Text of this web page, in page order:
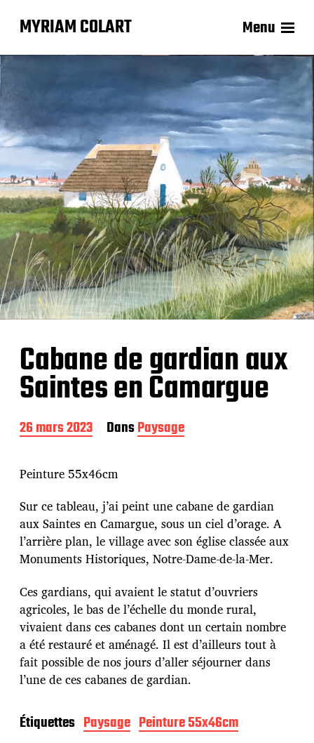
MYRIAM COLART Menu
Cabane de gardian aux
Saintes en Camargue
D
a
e
d
e
p
u
b
l
i
c
a
t
i
o
n
26 mars 2023 DansPaysage
Peinture 55x46cm
Sur ce tableau, j’ai peint une cabane de gardian
aux Saintes en Camargue, sous un ciel d’orage. A
l’arrière plan, le village avec son église classée aux
Monuments Historiques, Notre-Dame-de-la-Mer.
Ces gardians, qui avaient le statut d’ouvriers
agricoles, le bas de l’échelle du monde rural,
vivaient dans ces cabanes dont un certain nombre
a été restauré et aménagé. Il est d’ailleurs tout à
fait possible de nos jours d’aller séjourner dans
l’une de ces cabanes de gardian.
Étiquettes Paysage Peinture 55x46cm